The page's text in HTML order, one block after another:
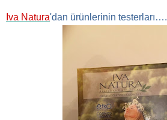
Iva Natura'dan ürünlerinin testerları….